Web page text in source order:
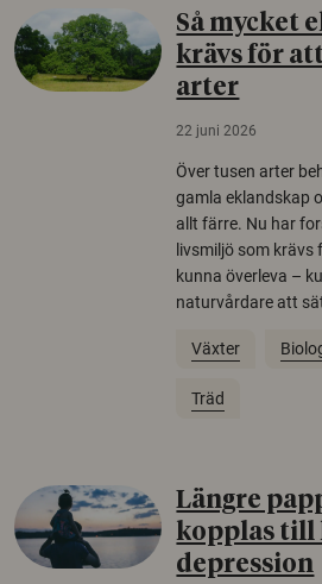
Så mycket
krävs för
arter
22 juni 2026
Över tusen arter
gamla eklandskap
allt färre. Nu har
livsmiljö som krävs
kunna överleva –
naturvårdare att
Växter
Träd
Längre
kopplas till
depression